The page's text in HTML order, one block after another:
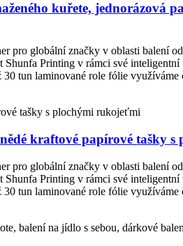
kuřete, jednorázová
globální značky v oblasti balení
Printing v rámci své
tun laminované role fólie
kraftové papírové tašky
globální značky v oblasti balení
Printing v rámci své
tun laminované role fólie